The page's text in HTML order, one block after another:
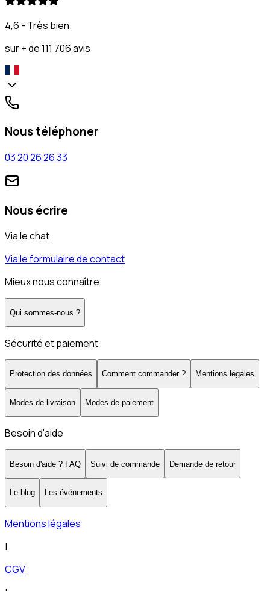
4,6 - Très bien
sur + de 111 706 avis
Nous téléphoner
03 20 26 26 33
Nous écrire
Via le chat
Via le formulaire de contact
Mieux nous connaître
Qui sommes-nous ?
Sécurité et paiement
Protection des données Comment commander ? Mentions légales
Modes de livraison Modes de paiement
Besoin d'aide
Besoin d'aide ? FAQ Suivi de commande Demande de retour
Le blog Les événements
Mentions légales
|
CGV